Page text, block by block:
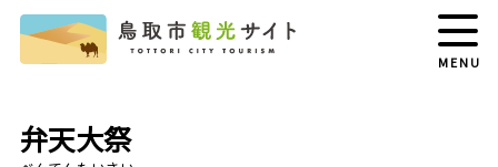
MENU
弁天大祭